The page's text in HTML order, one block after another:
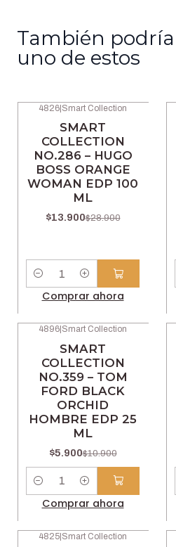
También
uno de estos
4826 Smart Collection
SMART
COLLECTION
NO.286 – HUGO
BOSS ORANGE
WOMAN EDP 100
ML
$13.900$28.900
Comprar ahora
4896 Smart Collection
SMART
COLLECTION
NO.359 – TOM
FORD BLACK
ORCHID
HOMBRE EDP 25
ML
$5.900$10.900
Cantidad
Comprar ahora
4825|Smart Collection